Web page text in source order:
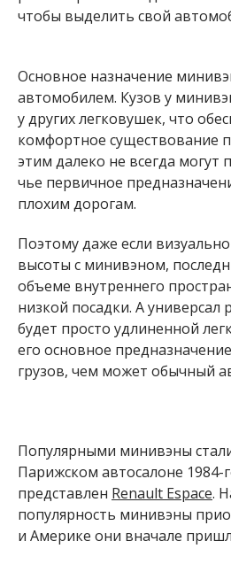
чтобы выделить свой
Основное назначение
автомобилем. Кузов у
у других легковушек, что
комфортное существование
этим далеко не всегда могут
чье первичное
плохим дорогам.
Поэтому даже если
высоты с минивэном,
объеме внутреннего
низкой посадки. А
будет просто удлиненной
его основное
грузов, чем может обычный
Популярными минивэны
Парижском автосалоне 1984-
представлен Renault Espace.
популярность минивэны
и Америке они вначале